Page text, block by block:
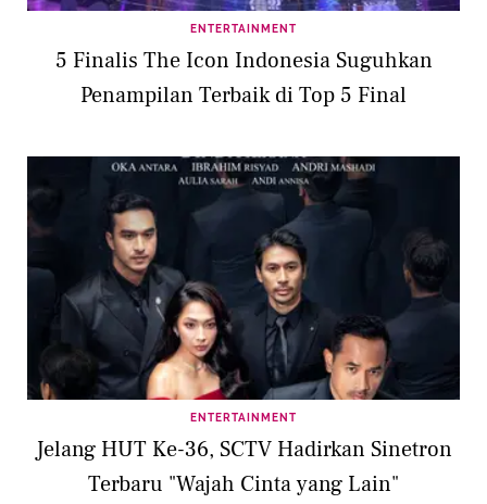
ENTERTAINMENT
5 Finalis The Icon Indonesia Suguhkan
Penampilan Terbaik di Top 5 Final
ENTERTAINMENT
Jelang HUT Ke-36, SCTV Hadirkan Sinetron
Terbaru "Wajah Cinta yang Lain"